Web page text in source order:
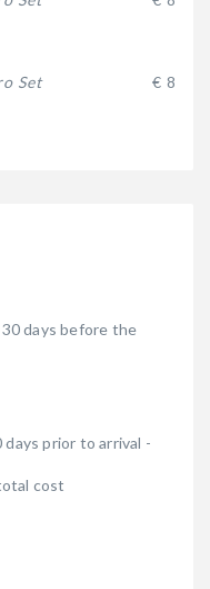
Set € 8
days before the
prior to arrival -
cost